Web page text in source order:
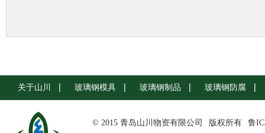
关于山川 玻璃钢模具 玻璃钢制品 玻璃钢防腐
© 2015 青岛山川物资有限公司 版权所有 鲁